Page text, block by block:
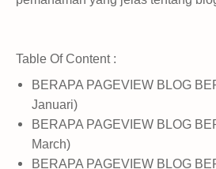
Table Of Content :
BERAPA PAGEVIEW BLOG
Januari)
BERAPA PAGEVIEW BLOG
March)
BERAPA PAGEVIEW BLOG